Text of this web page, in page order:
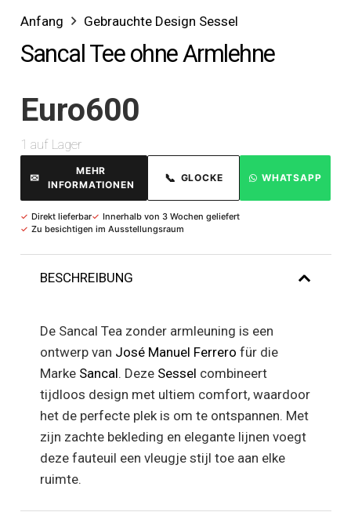
Anfang Gebrauchte Design Sessel
Sancal Tee ohne Armlehne
Euro600
1 auf Lager
✉
MEHR
INFORMATIONEN
📞 GLOCKE WHATSAPP
✓ Direkt lieferbar✓ Innerhalb von 3 Wochen geliefert
✓ Zu besichtigen im Ausstellungsraum
BESCHREIBUNG
De Sancal Tea zonder armleuning is een
ontwerp van José Manuel Ferrero für die
Marke Sancal. Deze Sessel combineert
tijdloos design met ultiem comfort, waardoor
het de perfecte plek is om te ontspannen. Met
zijn zachte bekleding en elegante lijnen voegt
deze fauteuil een vleugje stijl toe aan elke
ruimte.